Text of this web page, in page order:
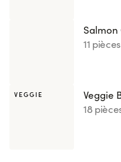
11 pièces
VEGGIE
Veggie
18